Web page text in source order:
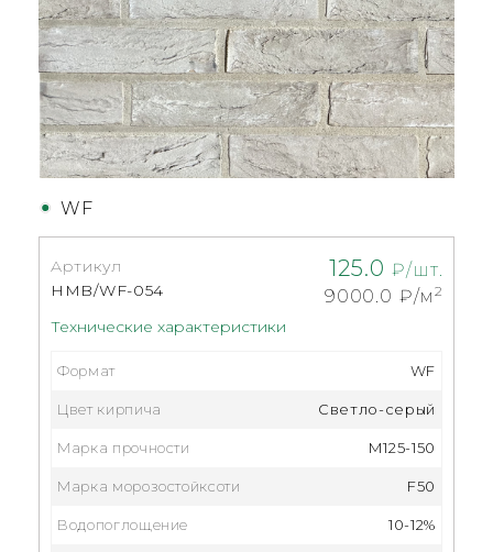
125.0 ₽/шт.
9000.0 ₽/м2
WF
Технические характеристики
Артикул
HMB/WF-054
Формат WF
Цвет кирпича Светло-серый
Марка прочности М125-150
Марка морозостойксоти F50
Водопоглощение 10-12%